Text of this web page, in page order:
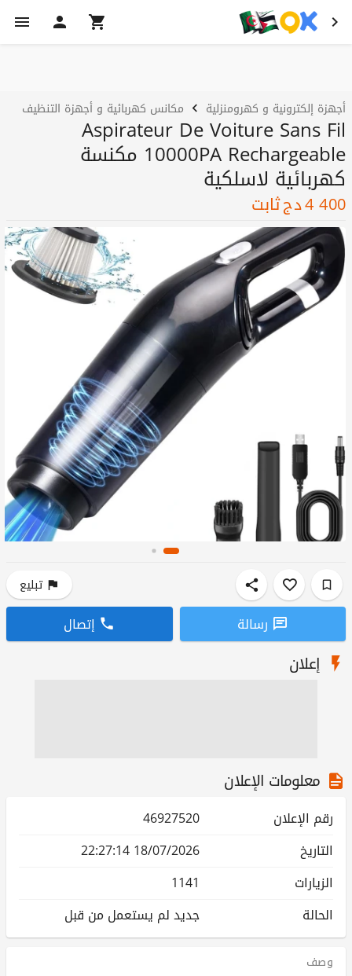
أجهزة إلكترونية و كهرومنزلية مكانس كهربائية و أجهزة التنظيف
Aspirateur De Voiture Sans Fil
10000PA Rechargeable مكنسة
كهربائية لاسلكية
4 400دجثابت
تبليع
رسالة إتصال
إعلان
معلومات الإعلان
رقم الإعلان
46927520
التاريخ
18/07/2026 22:27:14
الزيارات
1141
الحالة
جديد لم يستعمل من قبل
وصف